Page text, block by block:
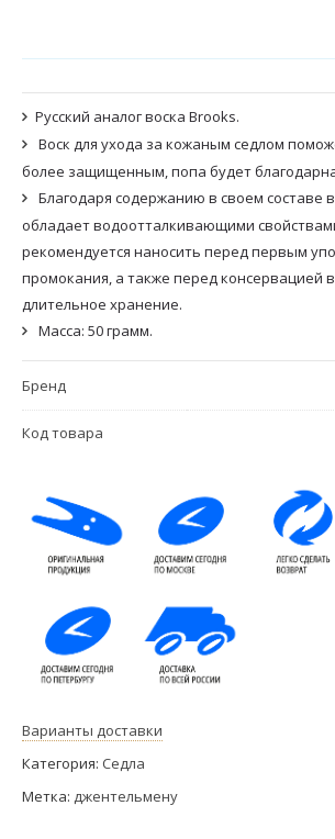
Русский аналог воска Brooks.
Воск для ухода за кожаным седлом
более защищенным, попа будет
Благодаря содержанию в своем составе
обладает водоотталкивающими
рекомендуется наносить перед первым
промокания, а также перед консервацией
длительное хранение.
Масса: 50 грамм.
Бренд
Код товара
Варианты доставки
Категория: Седла
Метка: джентельмену